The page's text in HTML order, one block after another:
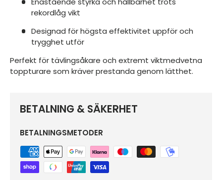
rekordlåg vikt
Designad för högsta effektivitet uppför och
trygghet utför
Perfekt för tävlingsåkare och extremt viktmedvetna
toppturare som kräver prestanda genom lätthet.
BETALNING & SÄKERHET
BETALNINGSMETODER